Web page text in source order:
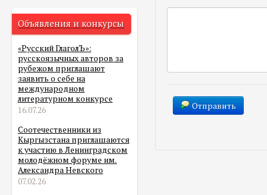
Объявления и конкурсы
«Русский ГлаголЪ»:
русскоязычных авторов за
рубежом приглашают
заявить о себе на
международном
литературном конкурсе
16.07.26
Соотечественники из
Кыргызстана приглашаются
к участию в Ленинградском
молодёжном форуме им.
Александра Невского
07.02.26
Отправить